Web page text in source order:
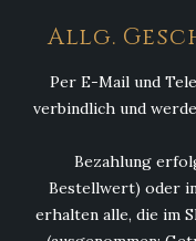
Allg.
Per E-Mail und
verbindlich und
Bezahlung
Bestellwert) oder
erhalten alle, die im